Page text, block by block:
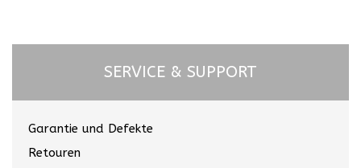
SERVICE & SUPPORT
Garantie und Defekte
Retouren